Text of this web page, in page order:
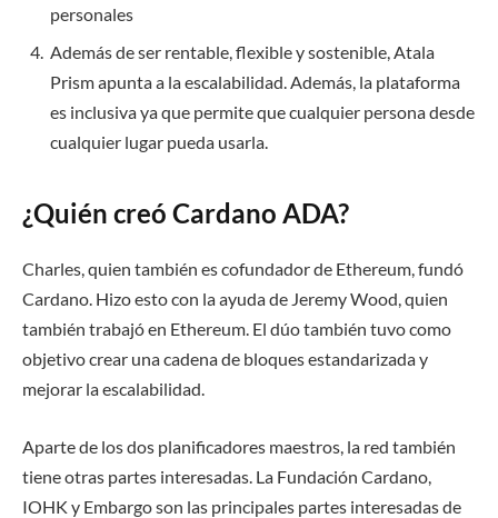
personales
Además de ser rentable, flexible y sostenible, Atala
Prism apunta a la escalabilidad. Además, la plataforma
es inclusiva ya que permite que cualquier persona desde
cualquier lugar pueda usarla.
¿Quién creó Cardano ADA?
Charles, quien también es cofundador de Ethereum, fundó
Cardano. Hizo esto con la ayuda de Jeremy Wood, quien
también trabajó en Ethereum. El dúo también tuvo como
objetivo crear una cadena de bloques estandarizada y
mejorar la escalabilidad.
Aparte de los dos planificadores maestros, la red también
tiene otras partes interesadas. La Fundación Cardano,
IOHK y Embargo son las principales partes interesadas de